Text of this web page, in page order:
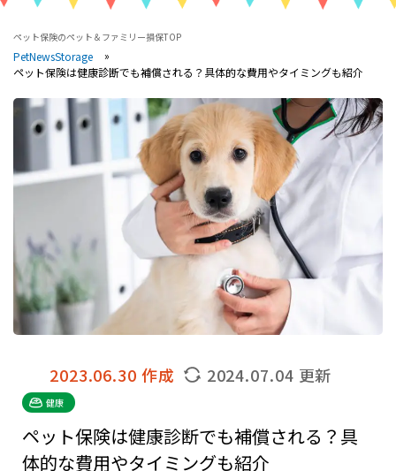
ペット保険のペット＆ファミリー損保TOP
PetNewsStorage
ペット保険は健康診断でも補償される？具体的な費用やタイミングも紹介
2023.06.30 作成 2024.07.04 更新
健康
ペット保険は健康診断でも補償される？具
体的な費用やタイミングも紹介